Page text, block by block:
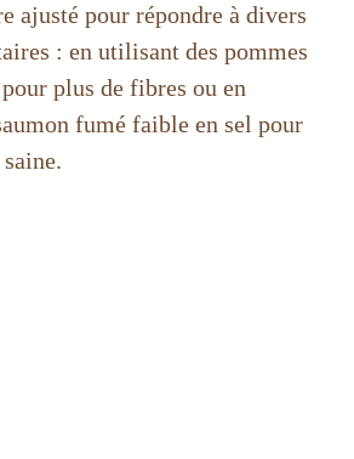
ajusté pour répondre à divers
: en utilisant des pommes
plus de fibres ou en
fumé faible en sel pour